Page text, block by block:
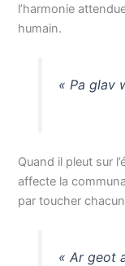
l’harmonie
humain.
« Pa glav
Quand il pleut sur
affecte la
par toucher
« Ar geot